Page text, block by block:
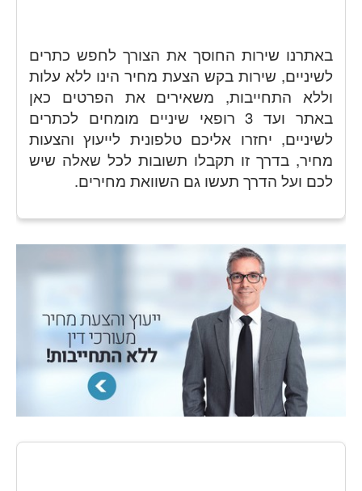
באתרנו שירות החוסך את הצורך לחפש כתרים
לשיניים, שירות בקש הצעת מחיר הינו ללא עלות
וללא התחייבות, משאירים את הפרטים כאן
באתר ועד 3 רופאי שיניים מומחים לכתרים
לשיניים, יחזרו אליכם טלפונית לייעוץ והצעות
מחיר, בדרך זו תקבלו תשובות לכל שאלה שיש
לכם ועל הדרך תעשו גם השוואת מחירים.